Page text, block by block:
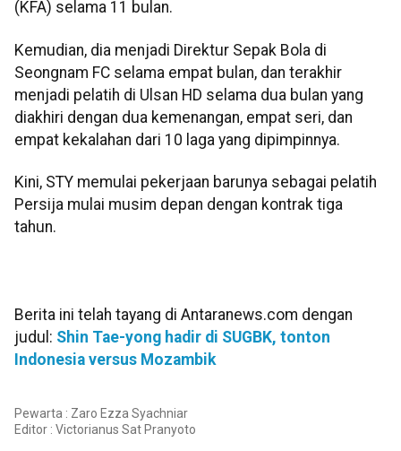
(KFA) selama 11 bulan.
Kemudian, dia menjadi Direktur Sepak Bola di
Seongnam FC selama empat bulan, dan terakhir
menjadi pelatih di Ulsan HD selama dua bulan yang
diakhiri dengan dua kemenangan, empat seri, dan
empat kekalahan dari 10 laga yang dipimpinnya.
Kini, STY memulai pekerjaan barunya sebagai pelatih
Persija mulai musim depan dengan kontrak tiga
tahun.
Berita ini telah tayang di Antaranews.com dengan
judul: Shin Tae-yong hadir di SUGBK, tonton
Indonesia versus Mozambik
Pewarta : Zaro Ezza Syachniar
Editor : Victorianus Sat Pranyoto